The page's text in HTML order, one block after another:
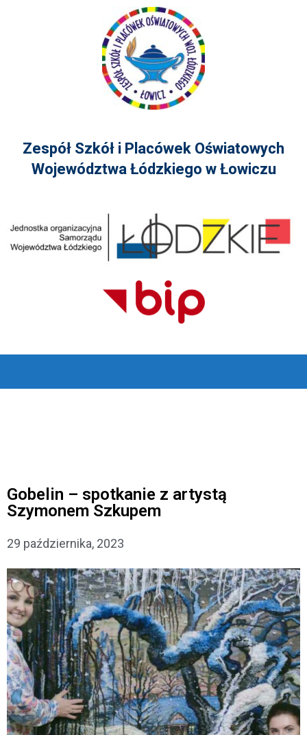
Zespół Szkół i Placówek Oświatowych
Województwa Łódzkiego w Łowiczu
Gobelin – spotkanie z artystą
Szymonem Szkupem
29 października, 2023